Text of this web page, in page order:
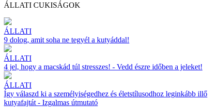
ÁLLATI CUKISÁGOK
ÁLLATI
9 dolog, amit soha ne tegyél a kutyáddal!
ÁLLATI
4 jel, hogy a macskád túl stresszes! - Vedd észre időben a jeleket!
ÁLLATI
Így válaszd ki a személyiségedhez és életstílusodhoz leginkább illő
kutyafajtát - Izgalmas útmutató